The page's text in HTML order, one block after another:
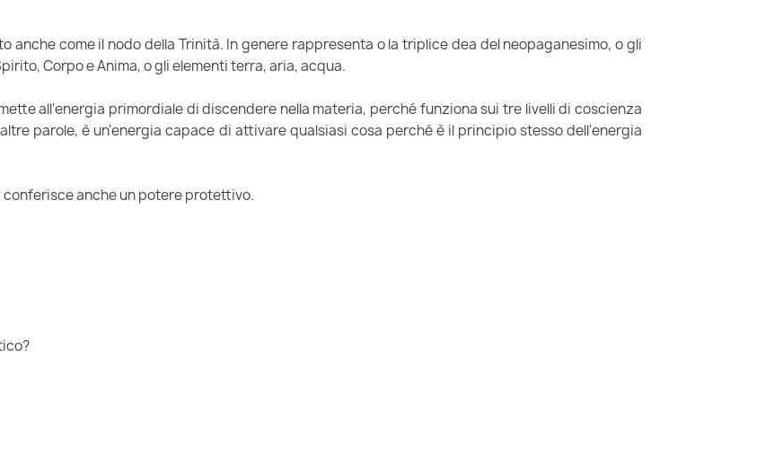
anche come il nodo della Trinità. In genere rappresenta o la triplice dea del neopaganesimo, o gli
Corpo e Anima, o gli elementi terra, aria, acqua.
all'energia primordiale di discendere nella materia, perché funziona sui tre livelli di coscienza
parole, è un'energia capace di attivare qualsiasi cosa perché è il principio stesso dell'energia
anche un potere protettivo.